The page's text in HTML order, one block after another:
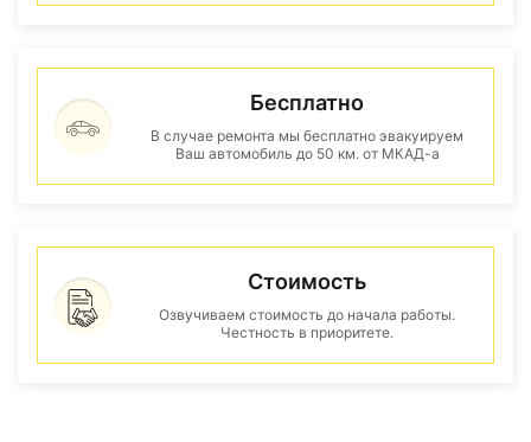
Бесплатно
В случае ремонта мы бесплатно эвакуируем
Ваш автомобиль до 50 км. от МКАД-а
Стоимость
Озвучиваем стоимость до начала работы.
Честность в приоритете.